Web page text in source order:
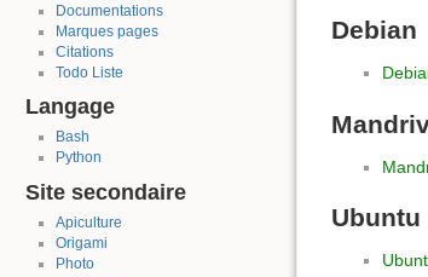
Documentations
Marques pages
Citations
Todo Liste
Langage
Bash
Python
Site secondaire
Apiculture
Origami
Photo
Debian
Ubuntu